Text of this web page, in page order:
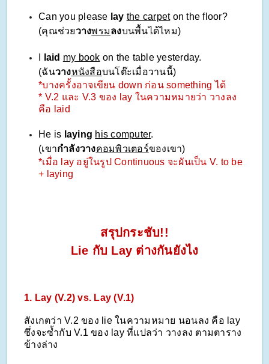
Can you please lay the carpeton the floor?
(คุณช่วยวางพรมลงบนพื้นได้ไหม)
laid my book on the table yesterday.
(ฉันวางหนังสือบนโต๊ะเมื่อวานนี้)
*บางครั้งอาจเขียน down ก่อน something ได้
* V.2 และ V.3 ของ lay ในความหมายว่า วางลง
คือ laid
He is laying his computer.
(เขากำลังวางคอมพิวเตอร์ของเขา)
*เมื่อ lay อยู่ในรูป Continuous จะผันเป็น V. to be
+ laying
สรุปกระชับ!!
Lie กับ Lay ต่างกันยังไง
1. Lay (V.2) vs. Lay (V.1)
สังเกตว่า V.2 ของ lie ในความหมาย นอนลง คือ lay
ซึ่งจะซ้ำกับ V.1 ของ lay ที่แปลว่า วางลง ตามตาราง
ข้างล่าง